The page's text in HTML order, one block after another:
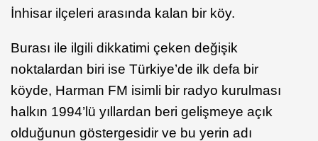
İnhisar ilçeleri arasında kalan bir köy.
Burası ile ilgili dikkatimi çeken değişik
noktalardan biri ise Türkiye’de ilk defa bir
köyde, Harman FM isimli bir radyo kurulması
halkın 1994’lü yıllardan beri gelişmeye açık
olduğunun göstergesidir ve bu yerin adı